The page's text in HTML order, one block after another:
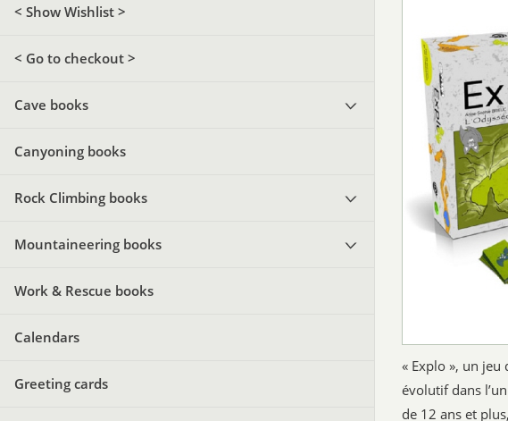
< Show Wishlist >
< Go to checkout >
Cave books
Canyoning books
Rock Climbing books
Mountaineering books
Work & Rescue books
Calendars
Greeting cards
« Explo », un
évolutif dans
de 12 ans et